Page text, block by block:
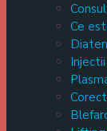
Ce